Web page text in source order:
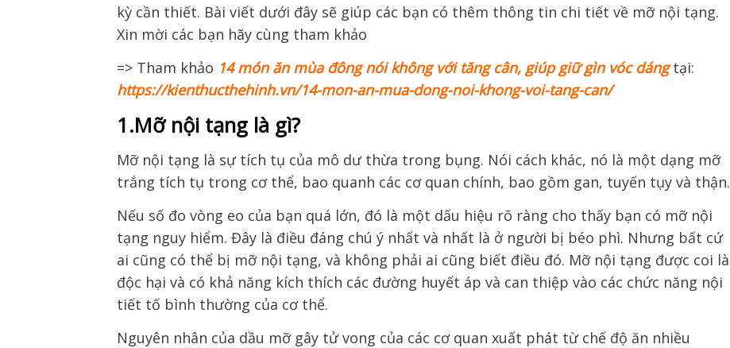
kỳ cần thiết. Bài viết dưới đây sẽ giúp các bạn có thêm thông tin chi tiết về mỡ nội tạng.
Xin mời các bạn hãy cùng tham khảo
=> Tham khảo 14 món ăn mùa đông nói không với tăng cân, giúp giữ gìn vóc dángtại:
https://kienthucthehinh.vn/14-mon-an-mua-dong-noi-khong-voi-tang-can/
1.Mỡ nội tạng là gì?
Mỡ nội tạng là sự tích tụ của mô dư thừa trong bụng. Nói cách khác, nó là một dạng mỡ
trắng tích tụ trong cơ thể, bao quanh các cơ quan chính, bao gồm gan, tuyến tụy và thận.
Nếu số đo vòng eo của bạn quá lớn, đó là một dấu hiệu rõ ràng cho thấy bạn có mỡ nội
tạng nguy hiểm. Đây là điều đáng chú ý nhất và nhất là ở người bị béo phì. Nhưng bất cứ
ai cũng có thể bị mỡ nội tạng, và không phải ai cũng biết điều đó. Mỡ nội tạng được coi là
độc hại và có khả năng kích thích các đường huyết áp và can thiệp vào các chức năng nội
tiết tố bình thường của cơ thể.
Nguyên nhân của dầu mỡ gây tử vong của các cơ quan xuất phát từ chế độ ăn nhiều